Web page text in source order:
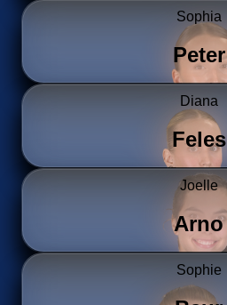
Sophia
Peter
Diana
Feles
Joelle
Arno
Sophie